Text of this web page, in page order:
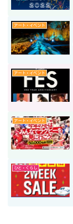
アート・イベント
アート・イベント
アート・イベント
ひと・くらし